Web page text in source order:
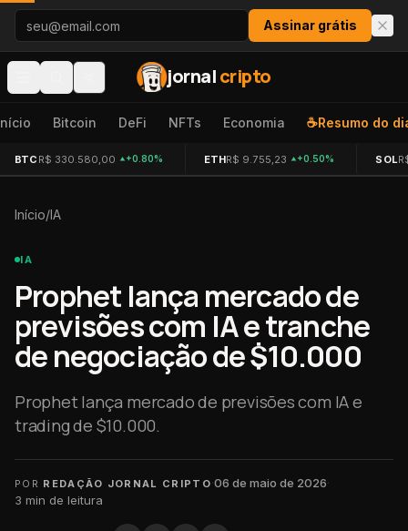
Pular para o conteúdo
Assinar grátis
jornalcripto
Bitcoin DeFi NFTs Economia ☕Resumo do
BTC R$ 330.580,00 +0.80% ETHR$ 9.755,23 +0.50% SOL
Início/IA
IA
Prophet lança mercado de
previsões com IA e tranche
de negociação de $10.000
Prophet lança mercado de previsões com IA e
trading de $10.000.
POR REDAÇÃO JORNAL CRIPTO·06 de maio de 2026·
3 min de leitura